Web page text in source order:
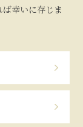
幸いに存じま